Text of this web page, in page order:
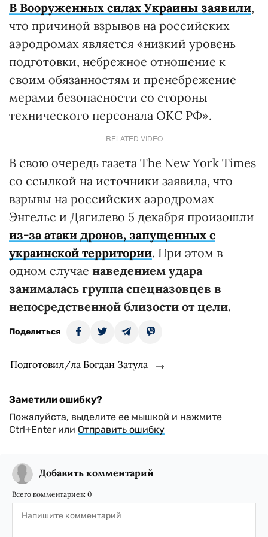
В Вооруженных силах Украины заявили,
что причиной взрывов на российских
аэродромах является «низкий уровень
подготовки, небрежное отношение к
своим обязанностям и пренебрежение
мерами безопасности со стороны
технического персонала ОКС РФ».
RELATED VIDEO
В свою очередь газета The New York Times
со ссылкой на источники заявила, что
взрывы на российских аэродромах
Энгельс и Дягилево 5 декабря произошли
из-за атаки дронов, запущенных с
украинской территории. При этом в
одном случае наведением удара
занималась группа спецназовцев в
непосредственной близости от цели.
Поделиться
Подготовил/ла Богдан Затула
Заметили ошибку?
Пожалуйста, выделите ее мышкой и нажмите
Ctrl+Enter или Отправить ошибку
Добавить комментарий
Всего комментариев: 0